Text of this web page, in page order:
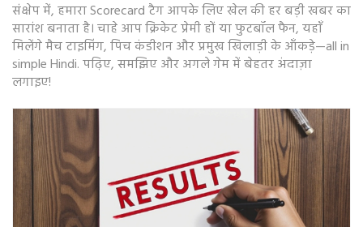
संक्षेप में, हमारा Scorecard टैग आपके लिए खेल की हर बड़ी खबर का
सारांश बनाता है। चाहे आप क्रिकेट प्रेमी हों या फुटबॉल फैन, यहाँ
मिलेंगे मैच टाइमिंग, पिच कंडीशन और प्रमुख खिलाड़ी के आँकड़े—all in
simple Hindi. पढ़िए, समझिए और अगले गेम में बेहतर अंदाज़ा
लगाइए!